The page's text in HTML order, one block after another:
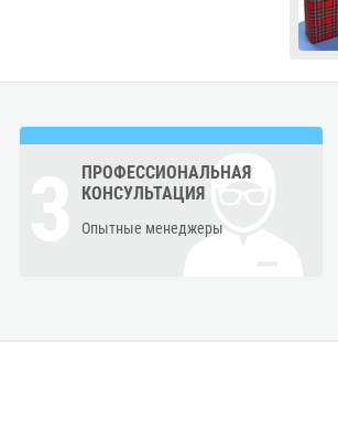
ПРОФЕССИОНАЛЬНАЯ
КОНСУЛЬТАЦИЯ
Опытные менеджеры